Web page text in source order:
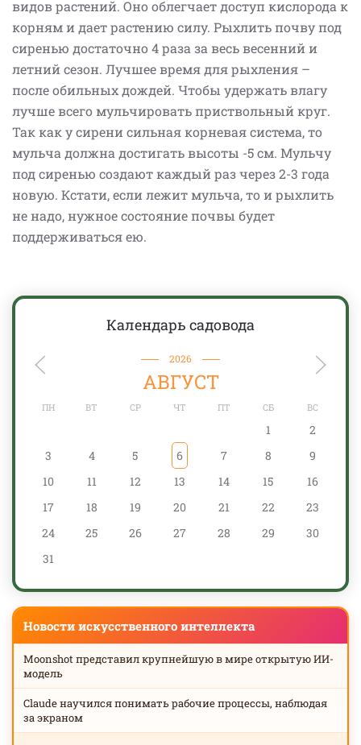
видов растений. Оно облегчает доступ кислорода к
корням и дает растению силу. Рыхлить почву под
сиренью достаточно 4 раза за весь весенний и
летний сезон. Лучшее время для рыхления –
после обильных дождей. Чтобы удержать влагу
лучше всего мульчировать приствольный круг.
Так как у сирени сильная корневая система, то
мульча должна достигать высоты -5 см. Мульчу
под сиренью создают каждый раз через 2-3 года
новую. Кстати, если лежит мульча, то и рыхлить
не надо, нужное состояние почвы будет
поддерживаться ею.
Календарь садовода
2026
АВГУСТ
ПН ВТ СР ЧТ ПТ СБ ВС
1
2
3
4 5 6 7 8
9
10
11 12 13 14 15
16
17
18 19 20 21 22
23
24
25 26 27 28 29
30
31
Новости искусственного интеллекта
Moonshot представил крупнейшую в мире открытую ИИ-
модель
Claude научился понимать рабочие процессы, наблюдая
за экраном